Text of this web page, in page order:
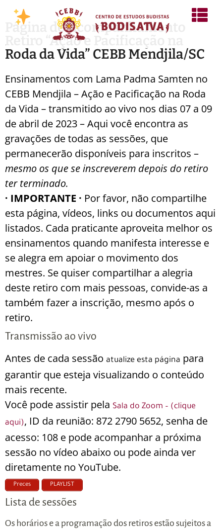
Página de Acompanhamento
Retiro “Ação e Pacificação na
Roda da Vida” CEBB Mendjila/SC
Ensinamentos com Lama Padma Samten no
CEBB Mendjila – Ação e Pacificação na Roda
da Vida – transmitido ao vivo nos dias 07 a 09
de abril de 2023 – Aqui você encontra as
gravações de todas as sessões, que
permanecerão disponíveis para inscritos –
mesmo os que se inscreverem depois do retiro
ter terminado.
· IMPORTANTE · Por favor, não compartilhe
esta página, vídeos, links ou documentos aqui
listados. Cada praticante aproveita melhor os
ensinamentos quando manifesta interesse e
se alegra em apoiar o movimento dos
mestres. Se quiser compartilhar a alegria
deste retiro com mais pessoas, convide-as a
também fazer a inscrição, mesmo após o
retiro.
Transmissão ao vivo
Antes de cada sessão atualize esta página para
garantir que esteja visualizando o conteúdo
mais recente.
Você pode assistir pela Sala do Zoom – (clique
aqui), ID da reunião: 872 2790 5652, senha de
acesso: 108 e pode acompanhar a próxima
sessão no vídeo abaixo ou pode ainda ver
diretamente no YouTube.
Preces PLAYLIST
Lista de sessões
Os horários e a programação dos retiros estão sujeitos a